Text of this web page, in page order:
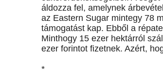
áldozza fel, amelynek
az Eastern Sugar mintegy 78
támogatást kap. Ebből a
Minthogy 15 ezer hektárról
ezer forintot fizetnek. Azért,
*